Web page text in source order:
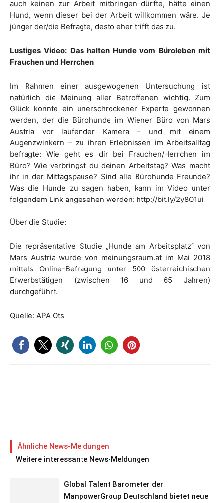
auch keinen zur Arbeit mitbringen dürfte, hätte einen
Hund, wenn dieser bei der Arbeit willkommen wäre. Je
jünger der/die Befragte, desto eher trifft das zu.
Lustiges Video: Das halten Hunde vom Büroleben mit
Frauchen und Herrchen
Im Rahmen einer ausgewogenen Untersuchung ist
natürlich die Meinung aller Betroffenen wichtig. Zum
Glück konnte ein unerschrockener Experte gewonnen
werden, der die Bürohunde im Wiener Büro von Mars
Austria vor laufender Kamera – und mit einem
Augenzwinkern – zu ihren Erlebnissen im Arbeitsalltag
befragte: Wie geht es dir bei Frauchen/Herrchen im
Büro? Wie verbringst du deinen Arbeitstag? Was macht
ihr in der Mittagspause? Sind alle Bürohunde Freunde?
Was die Hunde zu sagen haben, kann im Video unter
folgendem Link angesehen werden: http://bit.ly/2y8O1ui
Über die Studie:
Die repräsentative Studie „Hunde am Arbeitsplatz“ von
Mars Austria wurde von meinungsraum.at im Mai 2018
mittels Online-Befragung unter 500 österreichischen
Erwerbstätigen (zwischen 16 und 65 Jahren)
durchgeführt.
Quelle: APA Ots
Ähnliche News-Meldungen
Weitere interessante News-Meldungen
Global Talent Barometer der
ManpowerGroup Deutschland bietet neue